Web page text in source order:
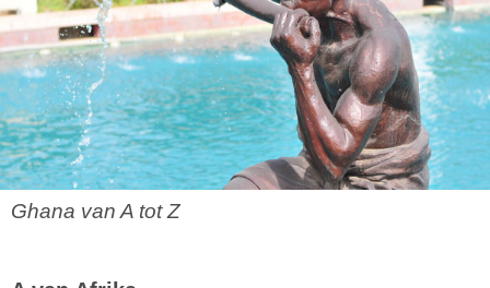
Ghana van A tot Z